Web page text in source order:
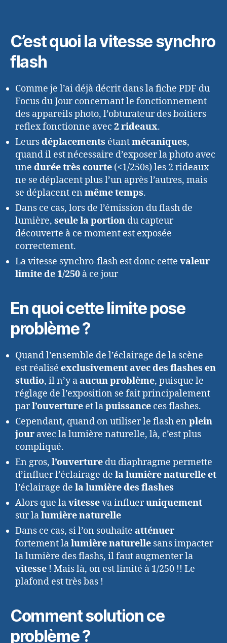
C’est quoi la vitesse synchro
flash
Comme je l’ai déjà décrit dans la fiche PDF du
Focus du Jour concernant le fonctionnement
des appareils photo, l’obturateur des boitiers
reflex fonctionne avec 2 rideaux.
Leursdéplacements étantmécaniques,
quand il est nécessaire d’exposer la photo avec
une durée très courte (<1/250s) les 2 rideaux
ne se déplacent plus l’un après l’autres, mais
se déplacent en même temps.
Dans ce cas, lors de l’émission du flash de
lumière, seule la portion du capteur
découverte à ce moment est exposée
correctement.
La vitesse synchro-flash est donc cette valeur
limite de 1/250 à ce jour
En quoi cette limite pose
problème ?
Quand l’ensemble de l’éclairage de la scène
est réalisé exclusivement avec des flashes en
studio, il n’y aaucun problème, puisque le
réglage de l’exposition se fait principalement
parl’ouverture et lapuissance ces flashes.
Cependant, quand on utiliser le flash en plein
jour avec la lumière naturelle, là, c’est plus
compliqué.
En gros, l’ouverture du diaphragme permette
d’influer l’éclairage de la lumière naturelleet
l’éclairage de la lumière des flashes
Alors que lavitesseva influeruniquement
sur lalumière naturelle
Dans ce cas, si l’on souhaite atténuer
fortement lalumière naturelle sans impacter
la lumière des flashs, il faut augmenter la
vitesse ! Mais là, on est limité à 1/250 !! Le
plafond est très bas !
Comment solution ce
problème ?